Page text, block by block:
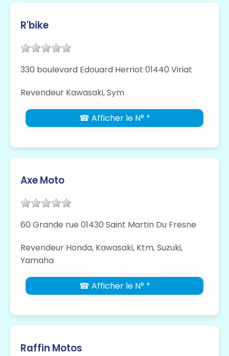
R'bike
330 boulevard Edouard Herriot 01440 Viriat
Revendeur Kawasaki, Sym
☎ Afficher le N° *
Axe Moto
60 Grande rue 01430 Saint Martin Du Fresne
Revendeur Honda, Kawasaki, Ktm, Suzuki,
Yamaha
☎ Afficher le N° *
Raffin Motos